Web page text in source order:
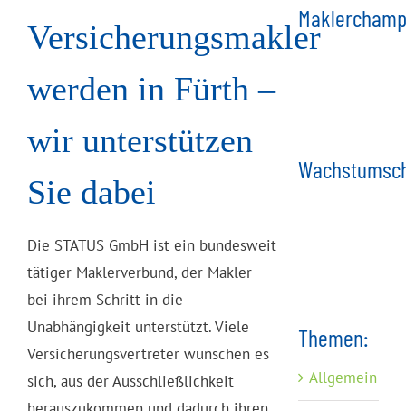
Versicherungsmakler
werden in Fürth –
wir unterstützen
Sie dabei
Die STATUS GmbH ist ein bundesweit
tätiger Maklerverbund, der Makler
bei ihrem Schritt in die
Unabhängigkeit unterstützt. Viele
Versicherungsvertreter wünschen es
sich, aus der Ausschließlichkeit
Themen:
Allgemein